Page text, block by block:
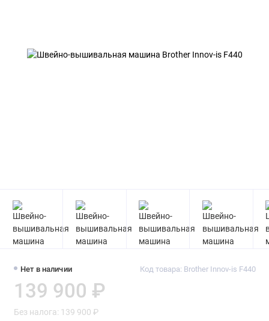
Нет в наличии Код товара: Brother Innov-is F440
139 900 ₽
Без налога: 139 900 ₽